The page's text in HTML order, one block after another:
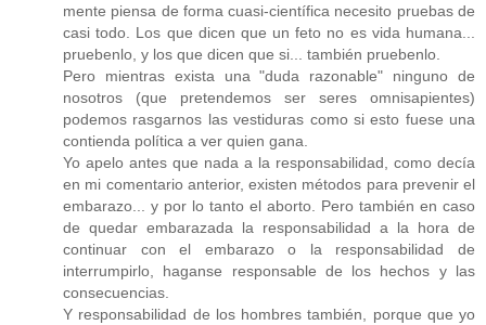
mente piensa de forma cuasi-científica necesito pruebas de
casi todo. Los que dicen que un feto no es vida humana...
pruebenlo, y los que dicen que si... también pruebenlo.
Pero mientras exista una "duda razonable" ninguno de
nosotros (que pretendemos ser seres omnisapientes)
podemos rasgarnos las vestiduras como si esto fuese una
contienda política a ver quien gana.
Yo apelo antes que nada a la responsabilidad, como decía
en mi comentario anterior, existen métodos para prevenir el
embarazo... y por lo tanto el aborto. Pero también en caso
de quedar embarazada la responsabilidad a la hora de
continuar con el embarazo o la responsabilidad de
interrumpirlo, haganse responsable de los hechos y las
consecuencias.
Y responsabilidad de los hombres también, porque que yo